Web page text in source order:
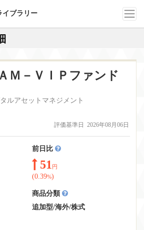
イブラリー
Ｍ－ＶＩＰファンド
ルアセットマネジメント
評価基準日 2026年08月06日
前日比
51 円
(0.39%)
商品分類
追加型/海外/株式